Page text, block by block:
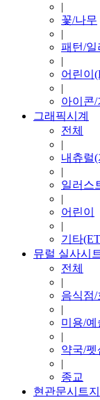
|
꽃/나무
|
패턴/일
|
어린이
|
아이콘/
그래픽시계
전체
|
내츄럴
|
일러스
|
어린이
|
기타
뮤럴 실사시
전체
|
음식점/
|
미용/예
|
약국/펫
|
종교
현관문시트지